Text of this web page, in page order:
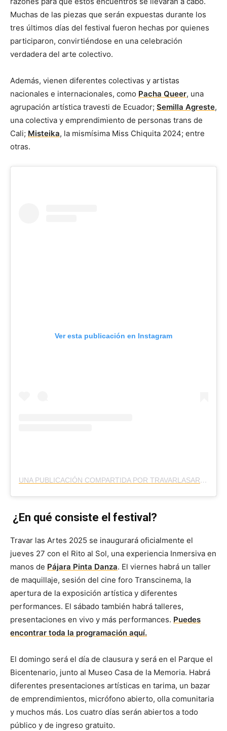
Muchas de las piezas que serán expuestas durante los
tres últimos días del festival fueron hechas por quienes
participaron, convirtiéndose en una celebración
verdadera del arte colectivo.
Además, vienen diferentes colectivas y artistas
nacionales e internacionales, como Pacha Queer, una
agrupación artística travesti de Ecuador; Semilla Agreste,
una colectiva y emprendimiento de personas trans de
Cali; Misteika, la mismísima Miss Chiquita 2024; entre
otras.
Ver esta publicación en Instagram
UNA PUBLICACIÓN COMPARTIDA POR TRAVARLASARTES (@TRAVARLASARTES6)
¿En qué consiste el festival?
Travar las Artes 2025 se inaugurará oficialmente el
jueves 27 con el Rito al Sol, una experiencia Inmersiva en
manos de Pájara Pinta Danza. El viernes habrá un taller
de maquillaje, sesión del cine foro Transcinema, la
apertura de la exposición artística y diferentes
performances. El sábado también habrá talleres,
presentaciones en vivo y más performances. Puedes
encontrar toda la programación aquí.
El domingo será el día de clausura y será en el Parque el
Bicentenario, junto al Museo Casa de la Memoria. Habrá
diferentes presentaciones artísticas en tarima, un bazar
de emprendimientos, micrófono abierto, olla comunitaria
y muchos más. Los cuatro días serán abiertos a todo
público y de ingreso gratuito.